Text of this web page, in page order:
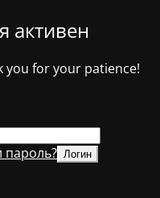
активен
you for your patience!
пароль?